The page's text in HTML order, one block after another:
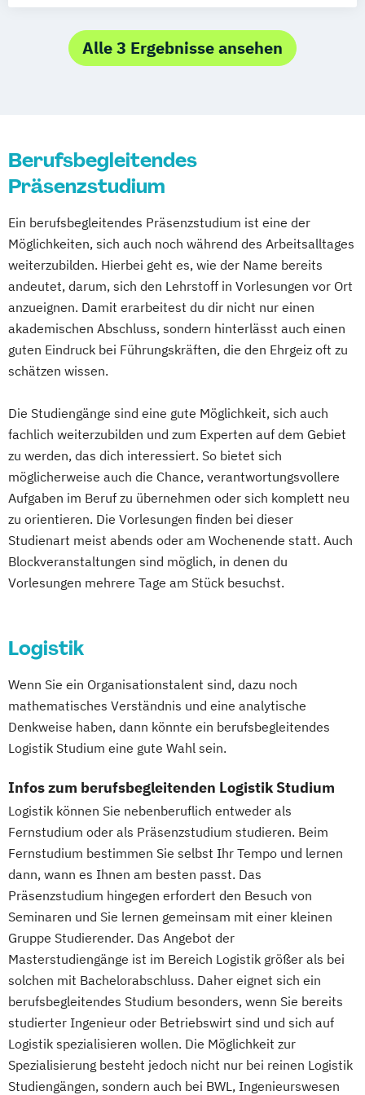
Maschinenbau & Digitale Technologien
Medical Care Medizinmanagement
Personalmanagement
Pflegemanagement
Psychologie & Künstliche Intelligenz
Public Health Real Estate Management
Recht & Management
Risk Management & Treasury
Sales Management Soziale Arbeit
Soziale Medizin & Beratung
Sozialmanagement
Sustainability & Business Transformation
Taxation
Unternehmensführung & Controlling
Wirtschaft & Management
Wirtschaftsinformatik
Wirtschaftsingenieurwesen
Wirtschaftspsychologie Wirtschaftsrecht
Wirtschaftsrecht Vertiefung Notariat
Business Administration International
Management
Data Science
Management - Finance
Management - Marketing CRM & Vertrieb
Alle 3 Ergebnisse ansehen
Berufsbegleitendes
Präsenzstudium
Ein berufsbegleitendes Präsenzstudium ist eine der
Möglichkeiten, sich auch noch während des Arbeitsalltages
weiterzubilden. Hierbei geht es, wie der Name bereits
andeutet, darum, sich den Lehrstoff in Vorlesungen vor Ort
anzueignen. Damit erarbeitest du dir nicht nur einen
akademischen Abschluss, sondern hinterlässt auch einen
guten Eindruck bei Führungskräften, die den Ehrgeiz oft zu
schätzen wissen.
Die Studiengänge sind eine gute Möglichkeit, sich auch
fachlich weiterzubilden und zum Experten auf dem Gebiet
zu werden, das dich interessiert. So bietet sich
möglicherweise auch die Chance, verantwortungsvollere
Aufgaben im Beruf zu übernehmen oder sich komplett neu
zu orientieren. Die Vorlesungen finden bei dieser
Studienart meist abends oder am Wochenende statt. Auch
Blockveranstaltungen sind möglich, in denen du
Vorlesungen mehrere Tage am Stück besuchst.
Logistik
Wenn Sie ein Organisationstalent sind, dazu noch
mathematisches Verständnis und eine analytische
Denkweise haben, dann könnte ein berufsbegleitendes
Logistik Studium eine gute Wahl sein.
Infos zum berufsbegleitenden Logistik Studium
Logistik können Sie nebenberuflich entweder als
Fernstudium oder als Präsenzstudium studieren. Beim
Fernstudium bestimmen Sie selbst Ihr Tempo und lernen
dann, wann es Ihnen am besten passt. Das
Präsenzstudium hingegen erfordert den Besuch von
Seminaren und Sie lernen gemeinsam mit einer kleinen
Gruppe Studierender. Das Angebot der
Masterstudiengänge ist im Bereich Logistik größer als bei
solchen mit Bachelorabschluss. Daher eignet sich ein
berufsbegleitendes Studium besonders, wenn Sie bereits
studierter Ingenieur oder Betriebswirt sind und sich auf
Logistik spezialisieren wollen. Die Möglichkeit zur
Spezialisierung besteht jedoch nicht nur bei reinen Logistik
Studiengängen, sondern auch bei BWL, Ingenieurswesen